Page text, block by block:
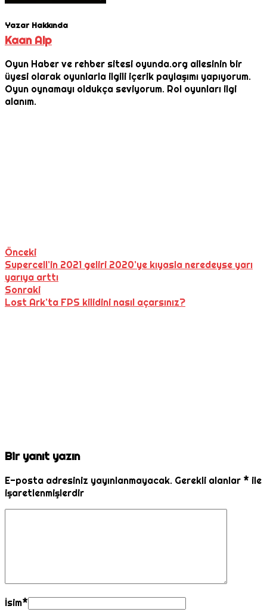
Yazar Hakkında
Kaan Alp
Oyun Haber ve rehber sitesi oyunda.org ailesinin bir
üyesi olarak oyunlarla ilgili içerik paylaşımı yapıyorum.
Oyun oynamayı oldukça seviyorum. Rol oyunları ilgi
alanım.
Önceki
Supercell’in 2021 geliri 2020’ye kıyasla neredeyse yarı
yarıya arttı
Sonraki
Lost Ark’ta FPS kilidini nasıl açarsınız?
Bir yanıt yazın
E-posta adresiniz yayınlanmayacak. Gerekli alanlar * ile
işaretlenmişlerdir
İsim*